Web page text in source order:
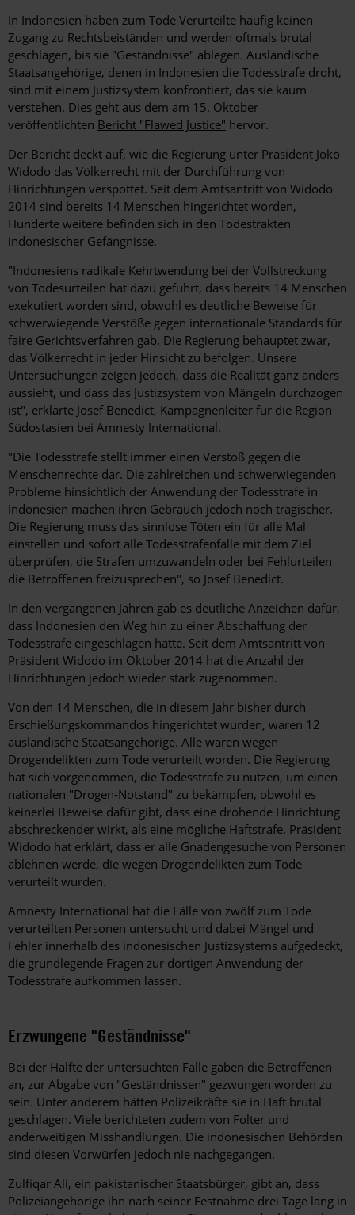
In Indonesien haben zum Tode Verurteilte häufig keinen
Zugang zu Rechtsbeiständen und werden oftmals brutal
geschlagen, bis sie "Geständnisse" ablegen. Ausländische
Staatsangehörige, denen in Indonesien die Todesstrafe droht,
sind mit einem Justizsystem konfrontiert, das sie kaum
verstehen. Dies geht aus dem am 15. Oktober
veröffentlichten Bericht "Flawed Justice" hervor.
Der Bericht deckt auf, wie die Regierung unter Präsident Joko
Widodo das Völkerrecht mit der Durchführung von
Hinrichtungen verspottet. Seit dem Amtsantritt von Widodo
2014 sind bereits 14 Menschen hingerichtet worden,
Hunderte weitere befinden sich in den Todestrakten
indonesischer Gefängnisse.
"Indonesiens radikale Kehrtwendung bei der Vollstreckung
von Todesurteilen hat dazu geführt, dass bereits 14 Menschen
exekutiert worden sind, obwohl es deutliche Beweise für
schwerwiegende Verstöße gegen internationale Standards für
faire Gerichtsverfahren gab. Die Regierung behauptet zwar,
das Völkerrecht in jeder Hinsicht zu befolgen. Unsere
Untersuchungen zeigen jedoch, dass die Realität ganz anders
aussieht, und dass das Justizsystem von Mängeln durchzogen
ist", erklärte Josef Benedict, Kampagnenleiter für die Region
Südostasien bei Amnesty International.
"Die Todesstrafe stellt immer einen Verstoß gegen die
Menschenrechte dar. Die zahlreichen und schwerwiegenden
Probleme hinsichtlich der Anwendung der Todesstrafe in
Indonesien machen ihren Gebrauch jedoch noch tragischer.
Die Regierung muss das sinnlose Töten ein für alle Mal
einstellen und sofort alle Todesstrafenfälle mit dem Ziel
überprüfen, die Strafen umzuwandeln oder bei Fehlurteilen
die Betroffenen freizusprechen", so Josef Benedict.
In den vergangenen Jahren gab es deutliche Anzeichen dafür,
dass Indonesien den Weg hin zu einer Abschaffung der
Todesstrafe eingeschlagen hatte. Seit dem Amtsantritt von
Präsident Widodo im Oktober 2014 hat die Anzahl der
Hinrichtungen jedoch wieder stark zugenommen.
Von den 14 Menschen, die in diesem Jahr bisher durch
Erschießungskommandos hingerichtet wurden, waren 12
ausländische Staatsangehörige. Alle waren wegen
Drogendelikten zum Tode verurteilt worden. Die Regierung
hat sich vorgenommen, die Todesstrafe zu nutzen, um einen
nationalen "Drogen-Notstand" zu bekämpfen, obwohl es
keinerlei Beweise dafür gibt, dass eine drohende Hinrichtung
abschreckender wirkt, als eine mögliche Haftstrafe. Präsident
Widodo hat erklärt, dass er alle Gnadengesuche von Personen
ablehnen werde, die wegen Drogendelikten zum Tode
verurteilt wurden.
Amnesty International hat die Fälle von zwölf zum Tode
verurteilten Personen untersucht und dabei Mängel und
Fehler innerhalb des indonesischen Justizsystems aufgedeckt,
die grundlegende Fragen zur dortigen Anwendung der
Todesstrafe aufkommen lassen.
Erzwungene "Geständnisse"
Bei der Hälfte der untersuchten Fälle gaben die Betroffenen
an, zur Abgabe von "Geständnissen" gezwungen worden zu
sein. Unter anderem hätten Polizeikräfte sie in Haft brutal
geschlagen. Viele berichteten zudem von Folter und
anderweitigen Misshandlungen. Die indonesischen Behörden
sind diesen Vorwürfen jedoch nie nachgegangen.
Zulfiqar Ali, ein pakistanischer Staatsbürger, gibt an, dass
Polizeiangehörige ihn nach seiner Festnahme drei Tage lang in